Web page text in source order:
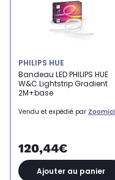
PHILIPS HUE
Bandeau LED PHILIPS HUE
W&C Lightstrip Gradient
2M+base
Vendu et expédié par Zoomici
120,44€
Ajouter au panier